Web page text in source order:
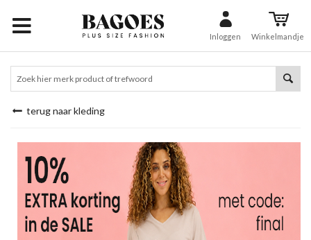
Inloggen Winkelmandje
terug naar kleding